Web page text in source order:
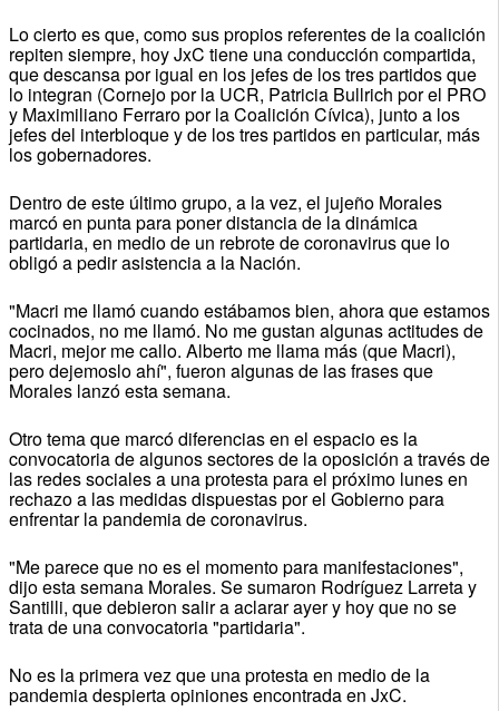
Lo cierto es que, como sus propios referentes de la coalición
repiten siempre, hoy JxC tiene una conducción compartida,
que descansa por igual en los jefes de los tres partidos que
lo integran (Cornejo por la UCR, Patricia Bullrich por el PRO
y Maximiliano Ferraro por la Coalición Cívica), junto a los
jefes del interbloque y de los tres partidos en particular, más
los gobernadores.
Dentro de este último grupo, a la vez, el jujeño Morales
marcó en punta para poner distancia de la dinámica
partidaria, en medio de un rebrote de coronavirus que lo
obligó a pedir asistencia a la Nación.
"Macri me llamó cuando estábamos bien, ahora que estamos
cocinados, no me llamó. No me gustan algunas actitudes de
Macri, mejor me callo. Alberto me llama más (que Macri),
pero dejemoslo ahí", fueron algunas de las frases que
Morales lanzó esta semana.
Otro tema que marcó diferencias en el espacio es la
convocatoria de algunos sectores de la oposición a través de
las redes sociales a una protesta para el próximo lunes en
rechazo a las medidas dispuestas por el Gobierno para
enfrentar la pandemia de coronavirus.
"Me parece que no es el momento para manifestaciones",
dijo esta semana Morales. Se sumaron Rodríguez Larreta y
Santilli, que debieron salir a aclarar ayer y hoy que no se
trata de una convocatoria "partidaria".
No es la primera vez que una protesta en medio de la
pandemia despierta opiniones encontrada en JxC.